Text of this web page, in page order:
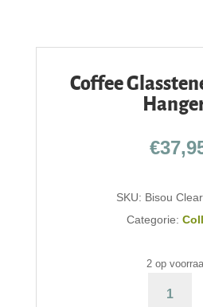
Coffee
€
SKU: Bisou
Categorie:
2 op